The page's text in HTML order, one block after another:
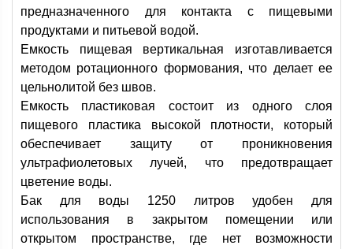
предназначенного для контакта с пищевыми
продуктами и питьевой водой.
Емкость пищевая вертикальная изготавливается
методом ротационного формования, что делает ее
цельнолитой без швов.
Емкость пластиковая состоит из одного слоя
пищевого пластика высокой плотности, который
обеспечивает защиту от проникновения
ультрафиолетовых лучей, что предотвращает
цветение воды.
Бак для воды 1250 литров удобен для
использования в закрытом помещении или
открытом пространстве, где нет возможности